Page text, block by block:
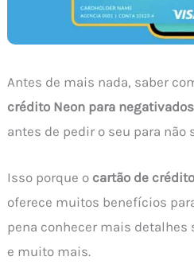
Antes de mais nada, saber
crédito Neon para negativados
antes de pedir o seu para não
Isso porque o cartão de
oferece muitos benefícios
pena conhecer mais
e muito mais.